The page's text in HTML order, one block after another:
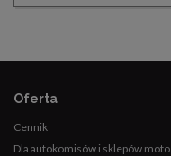
Oferta
Cennik
Dla autokomisów i sklepów moto